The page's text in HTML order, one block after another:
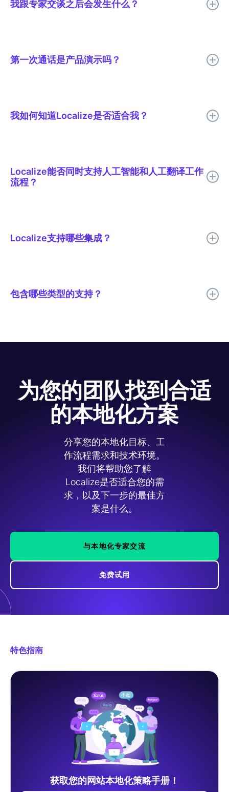
司所需的方案截然不同。量身定制的定价意味着您的方案将准确反
我跟专家交谈之后会发生什么？
队的实际需求，推荐明确的下一步方案：量身定制的平台演示、实
施方案探讨或价格洽谈。
第一次通话是产品演示吗？
的相关功能，但在提出任何后续建议之前，首先要了解您的团队需
要什么。
我如何知道Localize是否适合我？
合那些不仅需要平台本身，还需要实施指导和持续支持的情况。
Localize能否同时支持人工智能和人工翻译工作
流程？
审校则能捕捉到 AI 单独使用时可能遗漏的细微差别、品牌调性和
市场特定语境。工作流程控制功能可以让您的团队精确地决定每种
Localize支持哪些集成？
容）。它还支持基于 React 和自定义JavaScript 的Web 应用程
序，以及Zendesk帮助中心内容和 ReadMe 开发者文档，与手动
包含哪些类型的支持？
战略性检查和持续优化，随着内容量和语言数量的增长，帮助团队
为您的团队找到合适
的本地化方案
分享您的本地化目标、工
作流程需求和技术环境。
我们将帮助您了解
Localize是否适合您的需
求，以及下一步的最佳方
案是什么。
与本地化专家交流
免费试用
特色指南
获取您的网站本地化策略手册！